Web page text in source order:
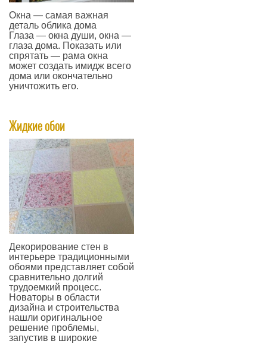
Окна — самая важная
деталь облика дома
Глаза — окна души, окна —
глаза дома. Показать или
спрятать — рама окна
может создать имидж всего
дома или окончательно
уничтожить его.
Жидкие обои
Декорирование стен в
интерьере традиционными
обоями представляет собой
сравнительно долгий
трудоемкий процесс.
Новаторы в области
дизайна и строительства
нашли оригинальное
решение проблемы,
запустив в широкие